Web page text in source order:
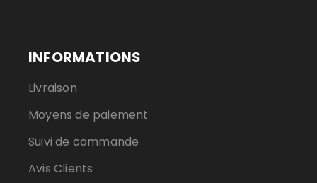
INFORMATIONS
Livraison
Moyens de paiement
Suivi de commande
Avis Clients